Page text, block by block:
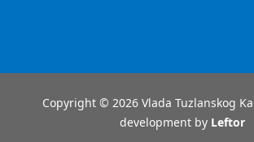
Copyright © 2026 Vlada Tuzlanskog
development by Leftor